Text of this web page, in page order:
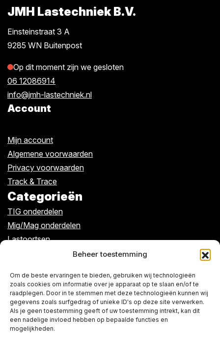
Beheer toestemming
Om de beste ervaringen te bieden, gebruiken wij technologieën
zoals cookies om informatie over je apparaat op te slaan en/of te
raadplegen. Door in te stemmen met deze technologieën kunnen wij
gegevens zoals surfgedrag of unieke ID's op deze site verwerken.
Als je geen toestemming geeft of uw toestemming intrekt, kan dit
een nadelige invloed hebben op bepaalde functies en
mogelijkheden.
JMH Lastechniek B.V.
Einsteinstraat 3 A
9285 WN Buitenpost
Op dit moment zijn we gesloten
06 12086914
info@jmh-lastechniek.nl
Account
Mijn account
Algemene voorwaarden
Privacy voorwaarden
Track & Trace
Categorieën
TIG onderdelen
Mig/Mag onderdelen
Lastoortsen
Over ons
De winkel
Contact